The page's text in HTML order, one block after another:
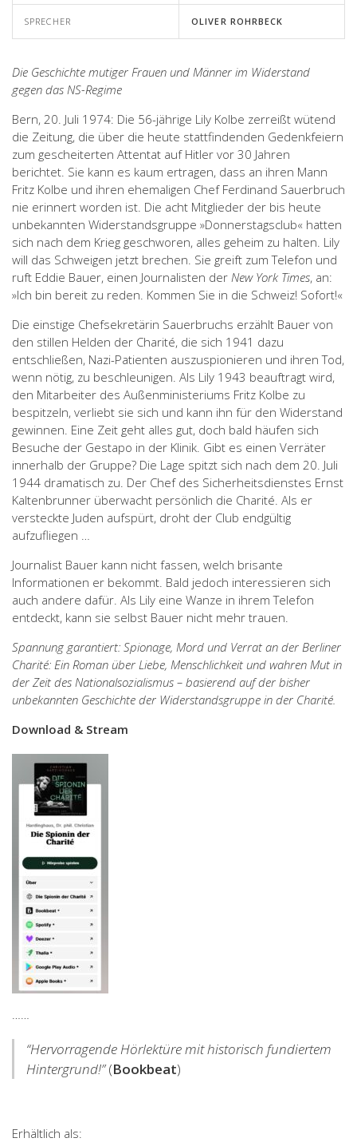
SPRECHER OLIVER ROHRBECK
Die Geschichte mutiger Frauen und Männer im Widerstand
gegen das NS-Regime
Bern, 20. Juli 1974: Die 56-jährige Lily Kolbe zerreißt wütend
die Zeitung, die über die heute stattfindenden Gedenkfeiern
zum gescheiterten Attentat auf Hitler vor 30 Jahren
berichtet. Sie kann es kaum ertragen, dass an ihren Mann
Fritz Kolbe und ihren ehemaligen Chef Ferdinand Sauerbruch
nie erinnert worden ist. Die acht Mitglieder der bis heute
unbekannten Widerstandsgruppe »Donnerstagsclub« hatten
sich nach dem Krieg geschworen, alles geheim zu halten. Lily
will das Schweigen jetzt brechen. Sie greift zum Telefon und
ruft Eddie Bauer, einen Journalisten der New York Times, an:
»Ich bin bereit zu reden. Kommen Sie in die Schweiz! Sofort!«
Die einstige Chefsekretärin Sauerbruchs erzählt Bauer von
den stillen Helden der Charité, die sich 1941 dazu
entschließen, Nazi-Patienten auszuspionieren und ihren Tod,
wenn nötig, zu beschleunigen. Als Lily 1943 beauftragt wird,
den Mitarbeiter des Außenministeriums Fritz Kolbe zu
bespitzeln, verliebt sie sich und kann ihn für den Widerstand
gewinnen. Eine Zeit geht alles gut, doch bald häufen sich
Besuche der Gestapo in der Klinik. Gibt es einen Verräter
innerhalb der Gruppe? Die Lage spitzt sich nach dem 20. Juli
1944 dramatisch zu. Der Chef des Sicherheitsdienstes Ernst
Kaltenbrunner überwacht persönlich die Charité. Als er
versteckte Juden aufspürt, droht der Club endgültig
aufzufliegen …
Journalist Bauer kann nicht fassen, welch brisante
Informationen er bekommt. Bald jedoch interessieren sich
auch andere dafür. Als Lily eine Wanze in ihrem Telefon
entdeckt, kann sie selbst Bauer nicht mehr trauen.
Spannung garantiert: Spionage, Mord und Verrat an der Berliner
Charité: Ein Roman über Liebe, Menschlichkeit und wahren Mut in
der Zeit des Nationalsozialismus – basierend auf der bisher
unbekannten Geschichte der Widerstandsgruppe in der Charité.
Download & Stream
……
“Hervorragende Hörlektüre mit historisch fundiertem
Hintergrund!”(Bookbeat)
Erhältlich als: